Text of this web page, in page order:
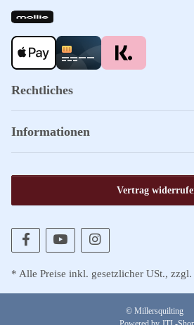
Rechtliches
Informationen
Vertrag
* Alle Preise inkl. gesetzlicher USt., zzgl.
© Millersquilting